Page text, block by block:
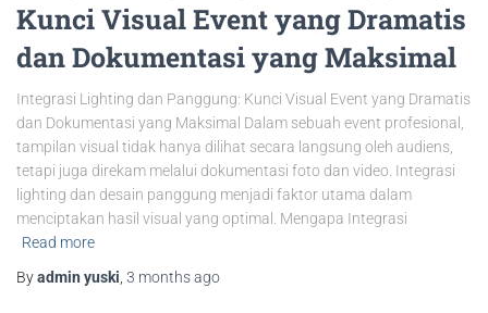
Kunci Visual Event yang Dramatis
dan Dokumentasi yang Maksimal
Integrasi Lighting dan Panggung: Kunci Visual Event yang Dramatis
dan Dokumentasi yang Maksimal Dalam sebuah event profesional,
tampilan visual tidak hanya dilihat secara langsung oleh audiens,
tetapi juga direkam melalui dokumentasi foto dan video. Integrasi
lighting dan desain panggung menjadi faktor utama dalam
menciptakan hasil visual yang optimal. Mengapa Integrasi
Read more
Byadmin yuski 3 monthsago